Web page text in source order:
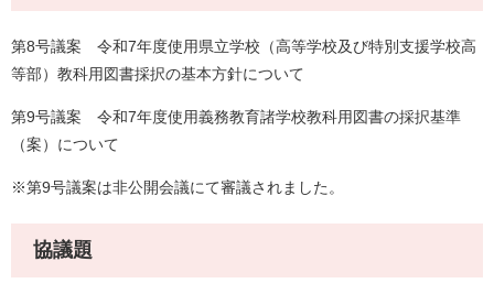
第8号議案 令和7年度使用県立学校（高等学校及び特別支援学校高
等部）教科用図書採択の基本方針について
第9号議案 令和7年度使用義務教育諸学校教科用図書の採択基準
（案）について
※第9号議案は非公開会議にて審議されました。
協議題